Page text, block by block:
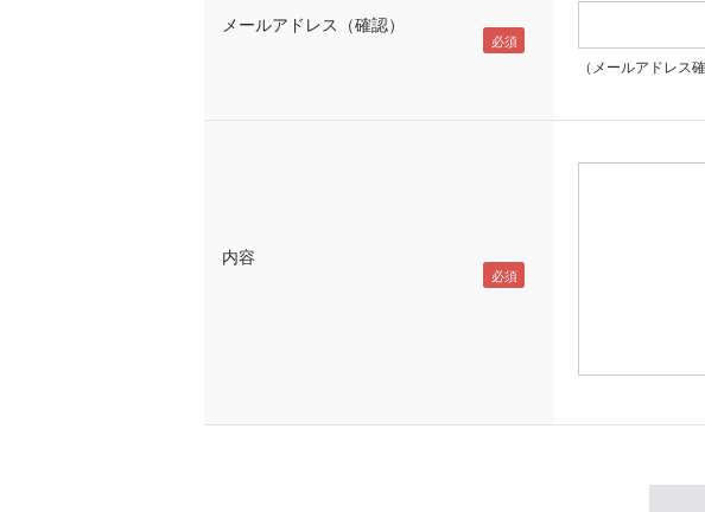
メールアドレス（確認）
（メールアドレス
内容